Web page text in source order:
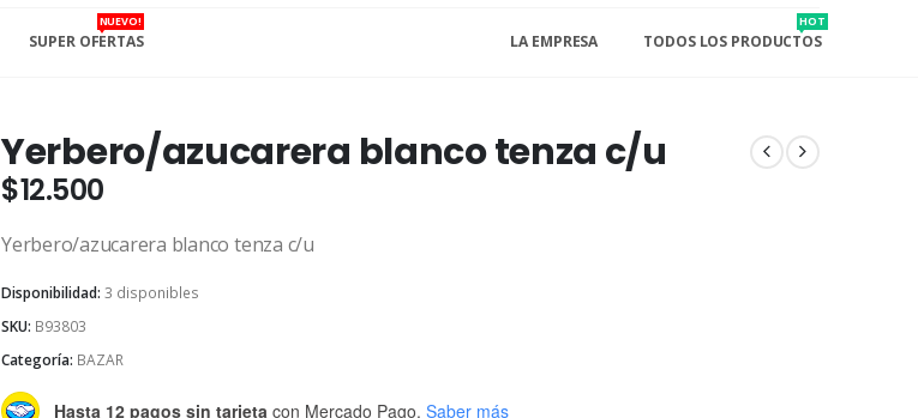
SUPER OFERTAS
NUEVO!
LA EMPRESA TODOS LOS PRODUCTOS
HOT
Yerbero/azucarera blanco tenza c/u
$12.500
Yerbero/azucarera blanco tenza c/u
Disponibilidad: 3 disponibles
SKU: B93803
Categoría: BAZAR
Hasta 12 pagos sin tarjeta con Mercado Pago. Saber más